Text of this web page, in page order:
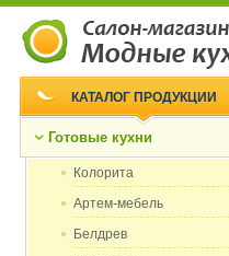
КАТАЛОГ ПРОДУКЦИИ
Готовые кухни
Колорита
Артем-мебель
Белдрев